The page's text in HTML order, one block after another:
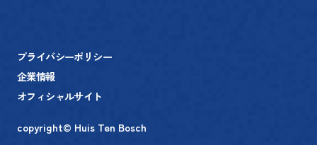
プライバシーポリシー
企業情報
オフィシャルサイト
copyright© Huis Ten Bosch